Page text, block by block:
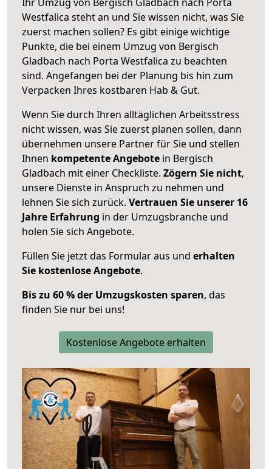
Westfalica steht an und Sie wissen nicht, was Sie
zuerst machen sollen? Es gibt einige wichtige
Punkte, die bei einem Umzug von Bergisch
Gladbach nach Porta Westfalica zu beachten
sind. Angefangen bei der Planung bis hin zum
Verpacken Ihres kostbaren Hab & Gut.
Wenn Sie durch Ihren alltäglichen Arbeitsstress
nicht wissen, was Sie zuerst planen sollen, dann
übernehmen unsere Partner für Sie und stellen
Ihnen kompetente Angebote in Bergisch
Gladbach mit einer Checkliste. Zögern Sie nicht,
unsere Dienste in Anspruch zu nehmen und
lehnen Sie sich zurück. Vertrauen Sie unserer 16
Jahre Erfahrung in der Umzugsbranche und
holen Sie sich Angebote.
Füllen Sie jetzt das Formular aus und erhalten
Sie kostenlose Angebote.
Bis zu 60 % der Umzugskosten sparen, das
finden Sie nur bei uns!
Kostenlose Angebote erhalten